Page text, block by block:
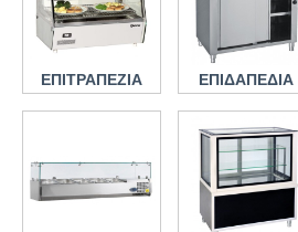
ΕΠΙΤΡΑΠΕΖΙΑ ΕΠΙΔΑΠΕΔΙΑ